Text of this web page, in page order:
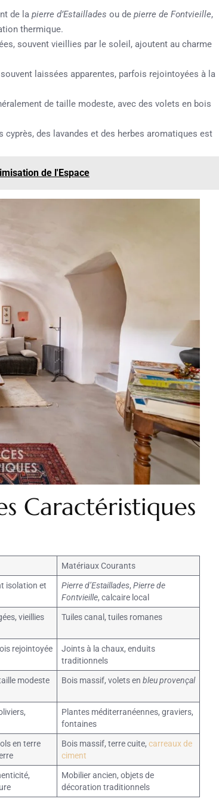
de la pierre d’Estaillades ou de pierre de Fontvieille,
thermique.
souvent vieillies par le soleil, ajoutent au charme
laissées apparentes, parfois rejointoyées à la
de taille modeste, avec des volets en bois
cyprès, des lavandes et des herbes aromatiques est
de l'Espace
Caractéristiques
Matériaux Courants
isolation et
Pierre d’Estaillades, Pierre de
Fontvieille, calcaire local
vieillies
Tuiles canal, tuiles romanes
rejointoyée
Joints à la chaux, enduits
traditionnels
modeste
Bois massif, volets en bleu provençal
Plantes méditerranéennes, graviers,
fontaines
en terre
Bois massif, terre cuite, carreaux de
ciment
Mobilier ancien, objets de
décoration traditionnels